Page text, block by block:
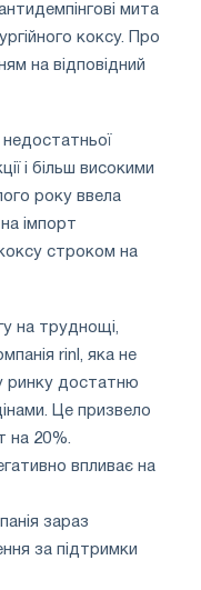
мита
коксу. Про
на відповідний
і більш високими
року ввела
імпорт
строком на
на труднощі,
rinl, яка не
ринку достатню
Це призвело
на 20%.
впливає на
зараз
за підтримки